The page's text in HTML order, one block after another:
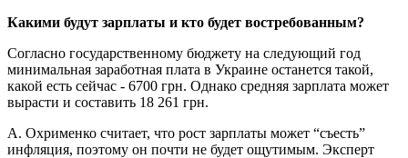
Какими будут зарплаты и кто будет востребованным?
Согласно государственному бюджету на следующий год
минимальная заработная плата в Украине останется такой,
какой есть сейчас - 6700 грн. Однако средняя зарплата может
вырасти и составить 18 261 грн.
А. Охрименко считает, что рост зарплаты может “съесть”
инфляция, поэтому он почти не будет ощутимым. Эксперт